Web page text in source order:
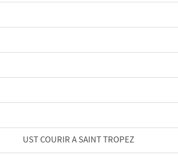
UST COURIR A SAINT TROPEZ